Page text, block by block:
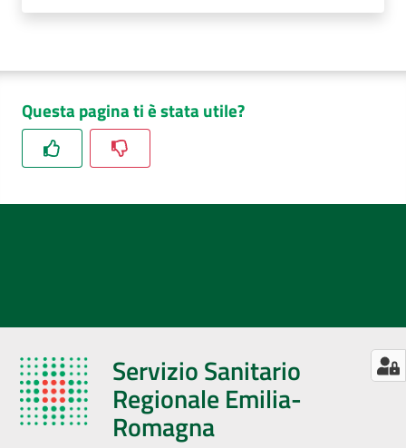
Questa pagina ti è stata utile?
Servizio Sanitario
Regionale Emilia-
Romagna